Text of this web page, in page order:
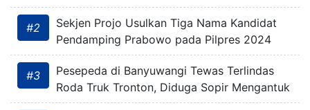
#2
Sekjen Projo Usulkan Tiga Nama Kandidat
Pendamping Prabowo pada Pilpres 2024
#3
Pesepeda di Banyuwangi Tewas Terlindas
Roda Truk Tronton, Diduga Sopir Mengantuk